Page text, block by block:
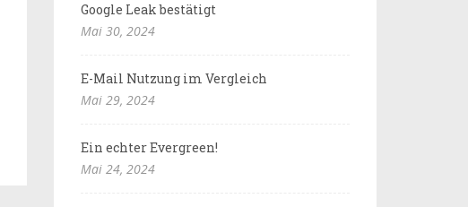
Google Leak bestätigt
Mai 30, 2024
E-Mail Nutzung im Vergleich
Mai 29, 2024
Ein echter Evergreen!
Mai 24, 2024